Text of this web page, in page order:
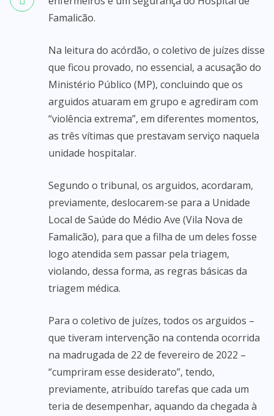
Famalicão.
Na leitura do acórdão, o coletivo de juízes disse
que ficou provado, no essencial, a acusação do
Ministério Público (MP), concluindo que os
arguidos atuaram em grupo e agrediram com
“violência extrema”, em diferentes momentos,
as três vítimas que prestavam serviço naquela
unidade hospitalar.
Segundo o tribunal, os arguidos, acordaram,
previamente, deslocarem-se para a Unidade
Local de Saúde do Médio Ave (Vila Nova de
Famalicão), para que a filha de um deles fosse
logo atendida sem passar pela triagem,
violando, dessa forma, as regras básicas da
triagem médica.
Para o coletivo de juízes, todos os arguidos –
que tiveram intervenção na contenda ocorrida
na madrugada de 22 de fevereiro de 2022 –
“cumpriram esse desiderato”, tendo,
previamente, atribuído tarefas que cada um
teria de desempenhar, aquando da chegada à